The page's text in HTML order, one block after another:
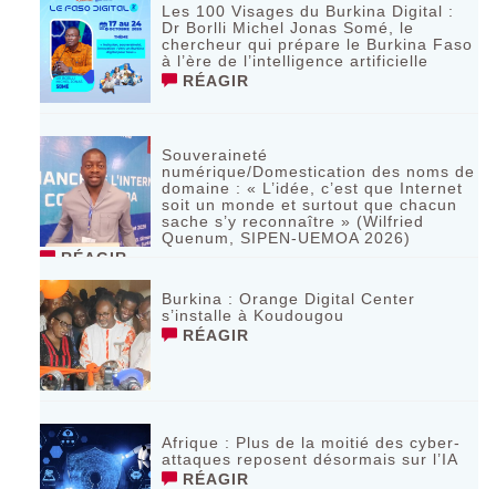
Les 100 Visages du Burkina Digital :
Dr Borlli Michel Jonas Somé, le
chercheur qui prépare le Burkina Faso
à l’ère de l’intelligence artificielle
RÉAGIR
Souveraineté
numérique/Domestication des noms de
domaine : « L’idée, c’est que Internet
soit un monde et surtout que chacun
sache s’y reconnaître » (Wilfried
Quenum, SIPEN-UEMOA 2026)
RÉAGIR
Burkina : Orange Digital Center
s’installe à Koudougou
RÉAGIR
Afrique : Plus de la moitié des cyber-
attaques reposent désormais sur l’IA
RÉAGIR